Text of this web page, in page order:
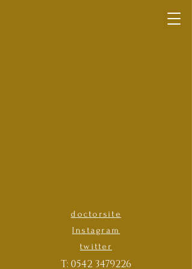
doctorsite
Instagram
twitter
T: 0542 3479226